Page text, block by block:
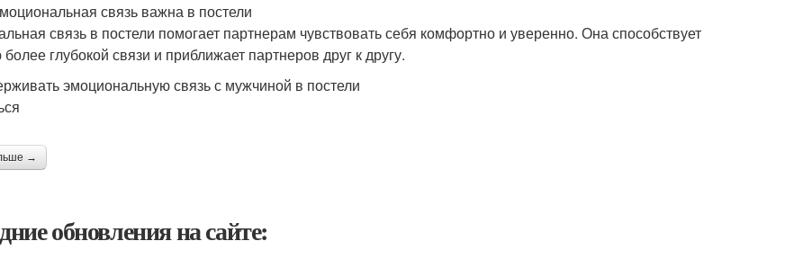
связь важна в постели
связь в постели помогает партнерам чувствовать себя комфортно и уверенно. Она способствует
глубокой связи и приближает партнеров друг к другу.
эмоциональную связь с мужчиной в постели
→
обновления на сайте: